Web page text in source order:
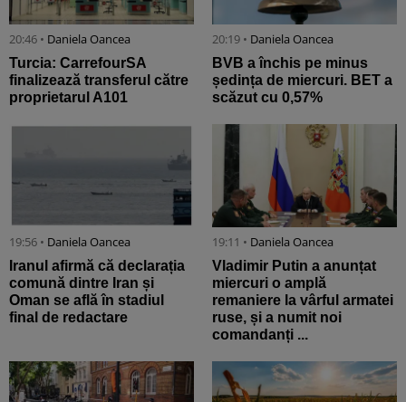
20:46 • Daniela Oancea
Turcia: CarrefourSA
finalizează transferul către
proprietarul A101
20:19 • Daniela Oancea
BVB a închis pe minus
ședința de miercuri. BET a
scăzut cu 0,57%
19:56 • Daniela Oancea
Iranul afirmă că declarația
comună dintre Iran și
Oman se află în stadiul
final de redactare
19:11 • Daniela Oancea
Vladimir Putin a anunțat
miercuri o amplă
remaniere la vârful armatei
ruse, și a numit noi
comandanți ...